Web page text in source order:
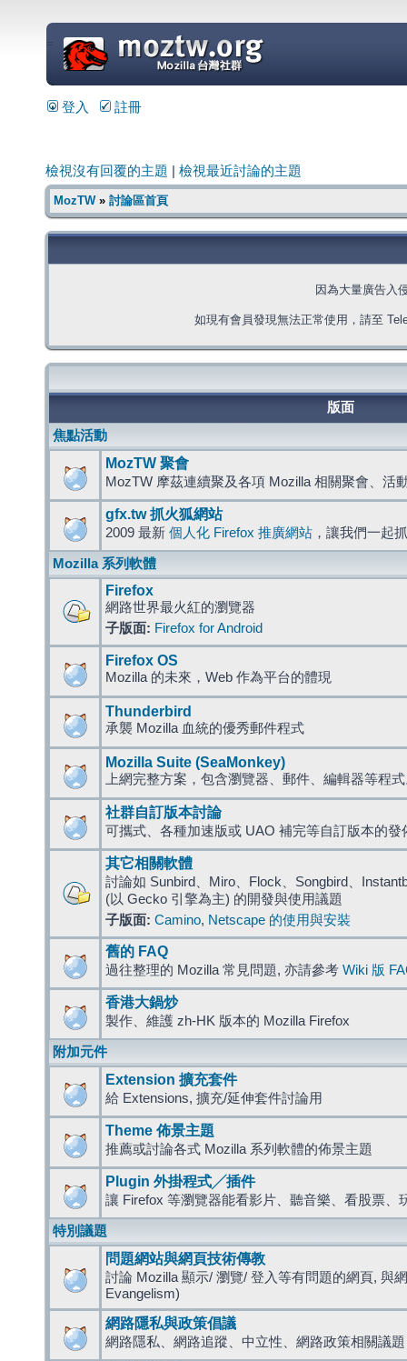
=
登入 註冊
檢視沒有回覆的主題 檢視最近討論的主題
MozTW» 討論區首頁
因為大量廣告入
如現有會員發現無法正常使用，請至
版面
焦點活動
MozTW 聚會
MozTW 摩茲連續聚及各項 Mozilla 相關聚會、活
gfx.tw 抓火狐網站
2009 最新 個人化 Firefox 推廣網站 ，讓我們一起
Mozilla 系列軟體
Firefox
網路世界最火紅的瀏覽器
子版面: Firefox for Android
Firefox OS
Mozilla 的未來，Web 作為平台的體現
Thunderbird
承襲 Mozilla 血統的優秀郵件程式
Mozilla Suite (SeaMonkey)
上網完整方案，包含瀏覽器、郵件、編輯器等程
社群自訂版本討論
可攜式、各種加速版或 UAO 補完等自訂版本的發
其它相關軟體
討論如 Sunbird、Miro、Flock、Songbird、
(以 Gecko 引擎為主) 的開發與使用議題
子版面: Camino, Netscape 的使用與安裝
舊的 FAQ
過往整理的 Mozilla 常見問題, 亦請參考 Wiki 版
香港大鍋炒
製作、維護 zh-HK 版本的 Mozilla Firefox
附加元件
Extension 擴充套件
給 Extensions, 擴充/延伸套件討論用
Theme 佈景主題
推薦或討論各式 Mozilla 系列軟體的佈景主題
Plugin 外掛程式╱插件
讓 Firefox 等瀏覽器能看影片、聽音樂、看股票、
特別議題
問題網站與網頁技術傳教
討論 Mozilla 顯示/ 瀏覽/ 登入等有問題的網頁, 與
Evangelism)
網路隱私與政策倡議
網路隱私、網路追蹤、中立性、網路政策相關議題